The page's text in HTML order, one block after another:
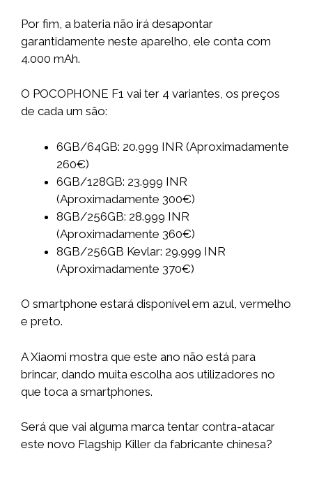
Por fim, a bateria não irá desapontar
garantidamente neste aparelho, ele conta com
4.000 mAh.
O POCOPHONE F1 vai ter 4 variantes, os preços
de cada um são:
6GB/64GB: 20.999 INR (Aproximadamente
260€)
6GB/128GB: 23.999 INR
(Aproximadamente 300€)
8GB/256GB: 28.999 INR
(Aproximadamente 360€)
8GB/256GB Kevlar: 29.999 INR
(Aproximadamente 370€)
O smartphone estará disponível em azul, vermelho
e preto.
A Xiaomi mostra que este ano não está para
brincar, dando muita escolha aos utilizadores no
que toca a smartphones.
Será que vai alguma marca tentar contra-atacar
este novo Flagship Killer da fabricante chinesa?